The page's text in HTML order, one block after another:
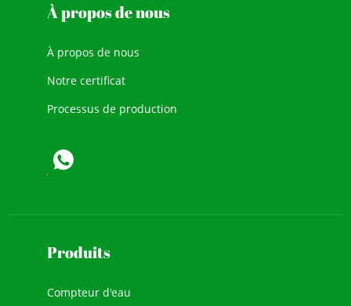
À propos de nous
À propos de nous
Notre certificat
Processus de production
Produits
Compteur d'eau